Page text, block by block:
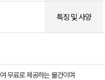
특징 및 사양
무료로 제공하는 물건이며